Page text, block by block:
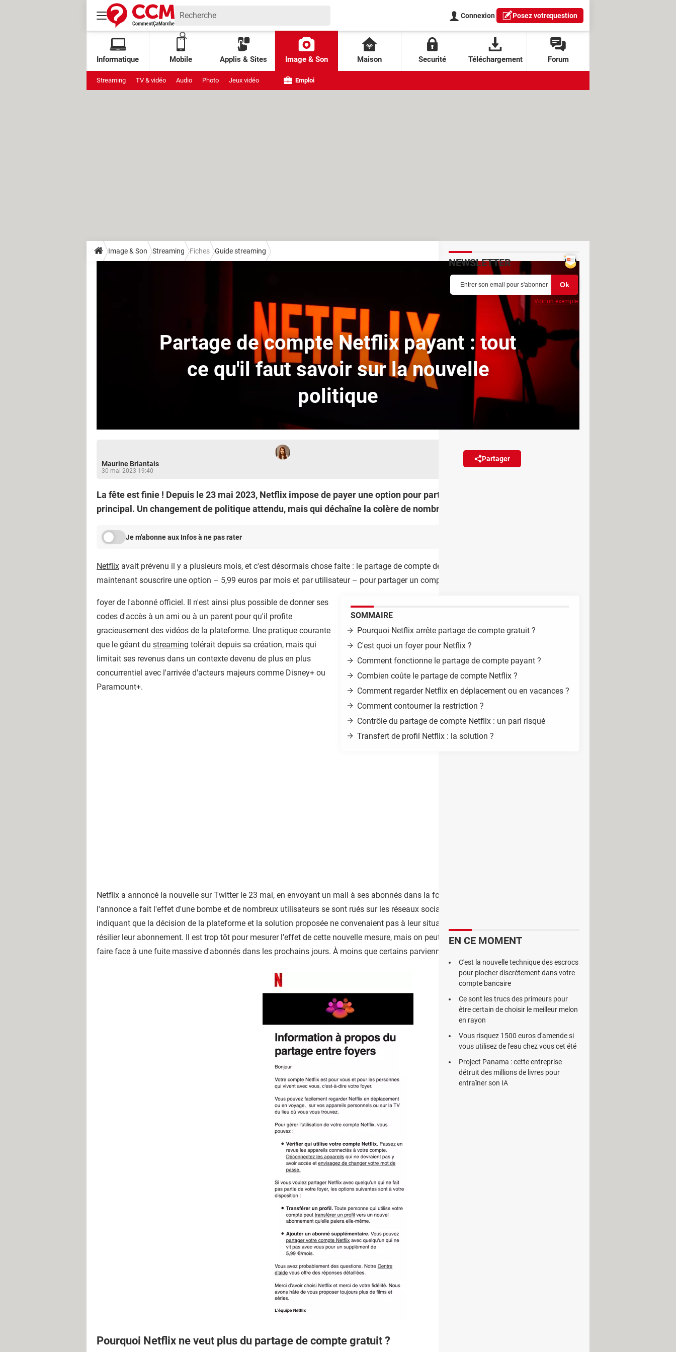
Connexion Posez votrequestion
Informatique Mobile Applis & Sites Image & Son Maison Securité Téléchargement Forum
Streaming TV & vidéo Audio Photo Jeux vidéo Emploi
Image & Son Streaming Fiches Guide streaming
Partage de compte Netflix payant : tout
ce qu'il faut savoir sur la nouvelle
politique
Maurine Briantais
30 mai 2023 19:40
Partager
La fête est finie ! Depuis le 23 mai 2023, Netflix impose de payer une option pour partager un compte hors du foyer
principal. Un changement de politique attendu, mais qui déchaîne la colère de nombreux abonnés.
Je m'abonne aux Infos à ne pas rater
Netflix avait prévenu il y a plusieurs mois, et c'est désormais chose faite : le partage de compte devient payant. Plus exactement, il faut
maintenant souscrire une option – 5,99 euros par mois et par utilisateur – pour partager un compte avec une personne hors du
SOMMAIRE
Pourquoi Netflix arrête partage de compte gratuit ?
C'est quoi un foyer pour Netflix ?
Comment fonctionne le partage de compte payant ?
Combien coûte le partage de compte Netflix ?
Comment regarder Netflix en déplacement ou en vacances ?
Comment contourner la restriction ?
Contrôle du partage de compte Netflix : un pari risqué
Transfert de profil Netflix : la solution ?
foyer de l'abonné officiel. Il n'est ainsi plus possible de donner ses
codes d'accès à un ami ou à un parent pour qu'il profite
gracieusement des vidéos de la plateforme. Une pratique courante
que le géant du streaming tolérait depuis sa création, mais qui
limitait ses revenus dans un contexte devenu de plus en plus
concurrentiel avec l'arrivée d'acteurs majeurs comme Disney+ ou
Paramount+.
Netflix a annoncé la nouvelle sur Twitter le 23 mai, en envoyant un mail à ses abonnés dans la foulée. Comme il fallait s'en douter,
l'annonce a fait l'effet d'une bombe et de nombreux utilisateurs se sont rués sur les réseaux sociaux pour manifester leur colère, en
indiquant que la décision de la plateforme et la solution proposée ne convenaient pas à leur situation, et qu'ils allaient immédiatement
résilier leur abonnement. Il est trop tôt pour mesurer l'effet de cette nouvelle mesure, mais on peut sans risque parier que Netflix va devoir
faire face à une fuite massive d'abonnés dans les prochains jours. À moins que certains parviennent à contourner l’interdiction....
Pourquoi Netflix ne veut plus du partage de compte gratuit ?
NEWSLETTER
Voir un exemple
EN CE MOMENT
C'est la nouvelle technique des escrocs
pour piocher discrètement dans votre
compte bancaire
Ce sont les trucs des primeurs pour
être certain de choisir le meilleur melon
en rayon
Vous risquez 1500 euros d'amende si
vous utilisez de l'eau chez vous cet été
Project Panama : cette entreprise
détruit des millions de livres pour
entraîner son IA